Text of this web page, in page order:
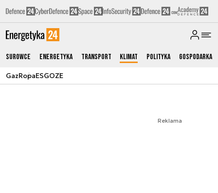
Surowce Energetyka Transport Klimat Polityka Gospodarka
GazRopaESGOZE
Reklama